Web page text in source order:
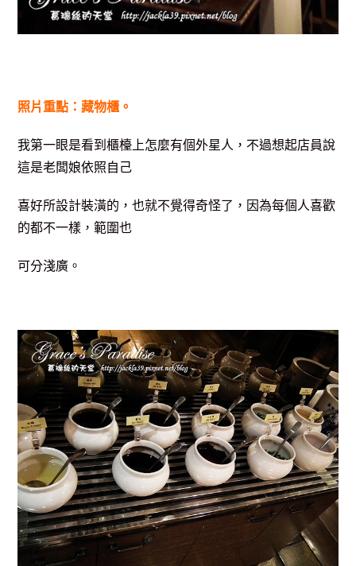
照片重點：藏物櫃。
我第一眼是看到櫃檯上怎麼有個外星人，不過想起店員說
這是老闆娘依照自己
喜好所設計裝潢的，也就不覺得奇怪了，因為每個人喜歡
的都不一樣，範圍也
可分淺廣。